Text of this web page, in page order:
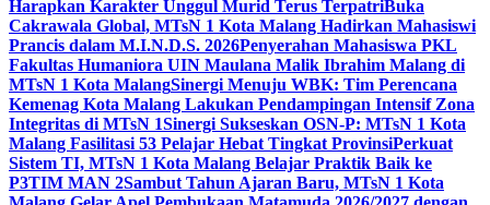
Harapkan Karakter Unggul Murid Terus TerpatriBuka
Cakrawala Global, MTsN 1 Kota Malang Hadirkan Mahasiswi
Prancis dalam M.I.N.D.S. 2026Penyerahan Mahasiswa PKL
Fakultas Humaniora UIN Maulana Malik Ibrahim Malang di
MTsN 1 Kota MalangSinergi Menuju WBK: Tim Perencana
Kemenag Kota Malang Lakukan Pendampingan Intensif Zona
Integritas di MTsN 1Sinergi Sukseskan OSN-P: MTsN 1 Kota
Malang Fasilitasi 53 Pelajar Hebat Tingkat ProvinsiPerkuat
Sistem TI, MTsN 1 Kota Malang Belajar Praktik Baik ke
P3TIM MAN 2Sambut Tahun Ajaran Baru, MTsN 1 Kota